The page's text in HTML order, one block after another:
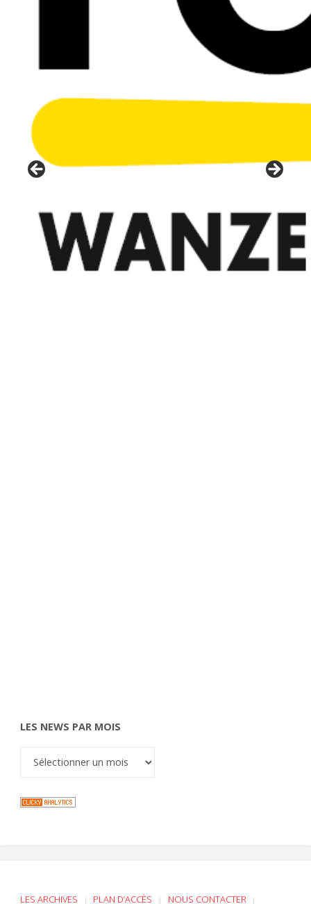
LES NEWS PAR MOIS
LES ARCHIVES PLAN D’ACCÈS NOUS CONTACTER